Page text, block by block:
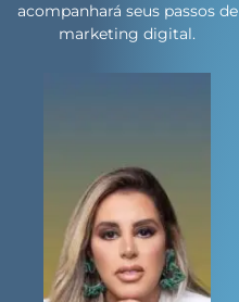
acompanhará seus passos de
marketing digital.